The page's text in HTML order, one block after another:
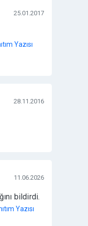
25.01.2017
Yazısı
28.11.2016
11.06.2026
bildirdi.
Yazısı